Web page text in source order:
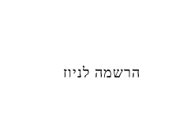
הרשמה לניוז